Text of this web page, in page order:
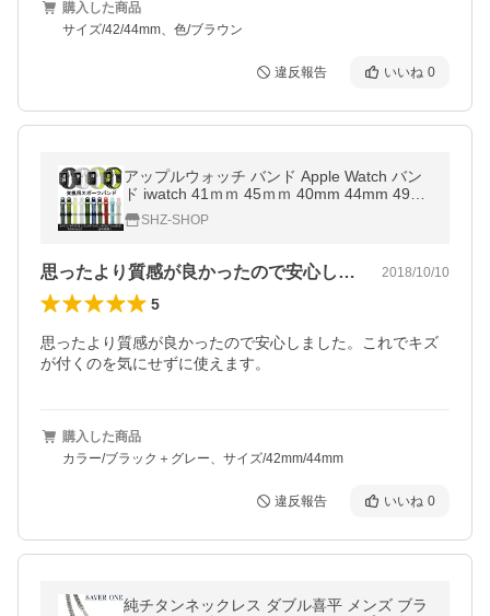
購入した商品
サイズ/42/44mm、色/ブラウン
違反報告 いいね 0
アップルウォッチ バンド Apple Watch バン
ド iwatch 41ｍｍ 45ｍｍ 40mm 44mm 49m
mシリコン ベルト 38mm 42mm Series 1 2 3
4 5 6 7 8 SE Ultra SE
SHZ-SHOP
思ったより質感が良かったので安心しまし… 2018/10/10
5
思ったより質感が良かったので安心しました。これでキズ
が付くのを気にせずに使えます。
購入した商品
カラー/ブラック＋グレー、サイズ/42mm/44mm
違反報告 いいね 0
純チタンネックレス ダブル喜平 メンズ ブラ